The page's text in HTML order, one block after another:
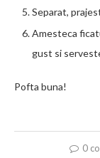
Separat,
Amesteca
gust si
Pofta buna!
0